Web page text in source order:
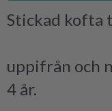
Stickad kofta
uppifrån och
4 år.